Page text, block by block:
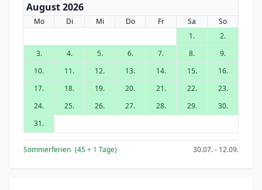
August 2026
Mo Di Mi Do Fr Sa
So
1.
2.
3.
4. 5. 6. 7. 8.
9.
10.
11. 12. 13. 14. 15.
16.
17.
18. 19. 20. 21. 22.
23.
24.
25. 26. 27. 28. 29.
30.
31.
Sommerferien (45+ 1 Tage) 30.07. - 12.09.